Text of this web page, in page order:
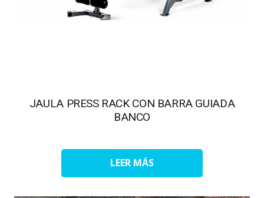
JAULA PRESS RACK CON BARRA GUIADA
BANCO
LEER MÁS